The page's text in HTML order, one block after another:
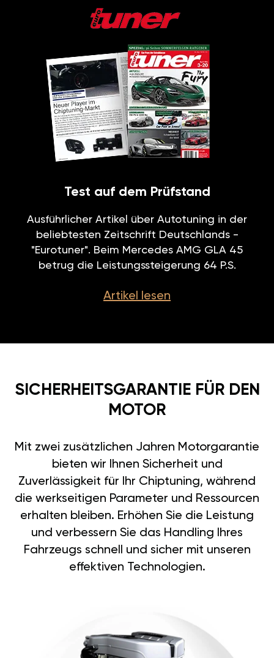
Test auf dem Prüfstand
Ausführlicher Artikel über Autotuning in der
beliebtesten Zeitschrift Deutschlands -
"Eurotuner". Beim Mercedes AMG GLA 45
betrug die Leistungssteigerung 64 P.S.
Artikel lesen
SICHERHEITSGARANTIE FÜR DEN
MOTOR
Mit zwei zusätzlichen Jahren Motorgarantie
bieten wir Ihnen Sicherheit und
Zuverlässigkeit für Ihr Chiptuning, während
die werkseitigen Parameter und Ressourcen
erhalten bleiben. Erhöhen Sie die Leistung
und verbessern Sie das Handling Ihres
Fahrzeugs schnell und sicher mit unseren
effektiven Technologien.